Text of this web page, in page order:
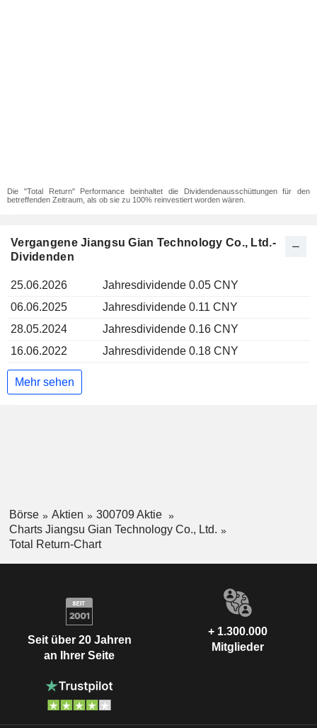
Die "Total Return" Performance beinhaltet die Dividendenausschüttungen für den
betreffenden Zeitraum, als ob sie zu 100% reinvestiert worden wären.
Vergangene Jiangsu Gian Technology Co., Ltd.-
Dividenden
25.06.2026
Jahresdividende 0.05 CNY
06.06.2025
Jahresdividende 0.11 CNY
28.05.2024
Jahresdividende 0.16 CNY
16.06.2022
Jahresdividende 0.18 CNY
Mehr sehen
Börse Aktien
300709 Aktie
Charts Jiangsu Gian Technology Co., Ltd.
Total Return-Chart
Seit über 20 Jahren
an Ihrer Seite
+ 1.300.000
Mitglieder